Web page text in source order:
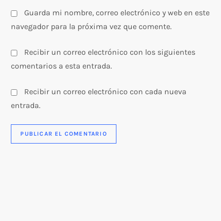
s
Guarda mi nombre, correo electrónico y web en este
navegador para la próxima vez que comente.
Recibir un correo electrónico con los siguientes
comentarios a esta entrada.
Recibir un correo electrónico con cada nueva
entrada.